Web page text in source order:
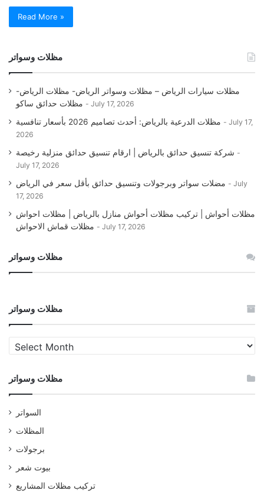
Read More »
مظلات وسواتر
مظلات سيارات الرياض – مظلات وسواتر الرياض- مظلات الرياض-
مظلات حدائق ساكو
July 17, 2026
مظلات الدرعية بالرياض: أحدث تصاميم 2026 بأسعار تنافسية
July 17,
2026
شركة تنسيق حدائق بالرياض | ارقام تنسيق حدائق منزلية رخيصة
July 17, 2026
مضلات سواتر وبرجولات وتنسيق حدائق بأقل سعر في الرياض
July
17, 2026
مظلات أحواش | تركيب مظلات أحواش منازل بالرياض | مظلات احواش
مظلات قماش الاحواش
July 17, 2026
مظلات وسواتر
مظلات وسواتر
مظلات
وسواتر
مظلات وسواتر
السواتر
المظلات
برجولات
بيوت شعر
تركيب مظلات المشاريع